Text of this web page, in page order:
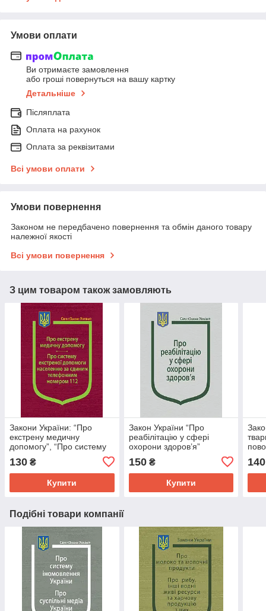
Умови оплати
Ви отримаєте замовлення
або гроші повернуться на вашу картку
Детальніше
Післяплата
Оплата на рахунок
Оплата за реквізитами
Всі умови оплати
Умови повернення
Законом не передбачено повернення та обмін даного товару
належної якості
Всі умови повернення
З цим товаром також замовляють
Закони України: “Про
екстрену медичну
допомогу”, “Про систему
населенню за єдиним
телефонним номером
130 ₴
Купити
Закон України “Про
реабілітацію у сфері
охорони здоров’я”
150₴
Купити
140
Подібні товари компанії